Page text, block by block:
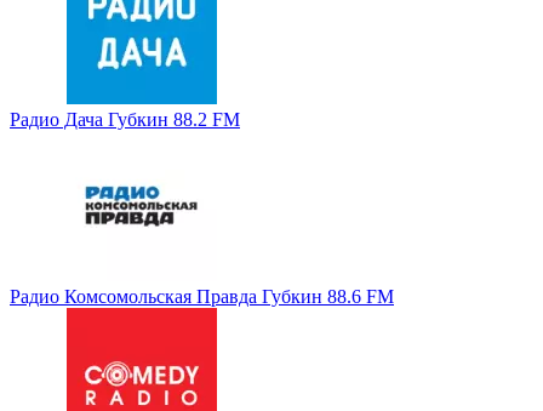
Радио Дача Губкин 88.2 FM
Радио Комсомольская Правда Губкин 88.6 FM